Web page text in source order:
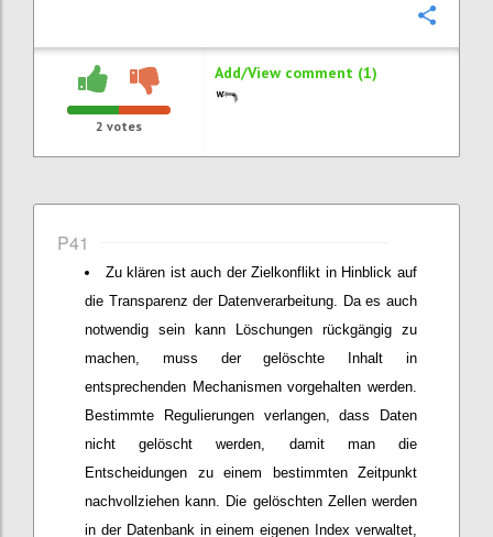
2 votes
Add/View comment (1)
P41
Zu klären ist auch der Zielkonflikt in Hinblick auf
die Transparenz der Datenverarbeitung. Da es auch
notwendig sein kann Löschungen rückgängig zu
machen, muss der gelöschte Inhalt in
entsprechenden Mechanismen vorgehalten werden.
Bestimmte Regulierungen verlangen, dass Daten
nicht gelöscht werden, damit man die
Entscheidungen zu einem bestimmten Zeitpunkt
nachvollziehen kann. Die gelöschten Zellen werden
in der Datenbank in einem eigenen Index verwaltet,